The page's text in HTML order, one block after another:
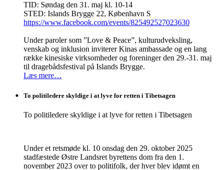
TID: Søndag den 31. maj kl. 10-14
STED: Islands Brygge 22, København S
https://www.facebook.com/events/825492527023630
Under paroler som ”Love & Peace”, kulturudveksling,
venskab og inklusion inviterer Kinas ambassade og en lang
række kinesiske virksomheder og foreninger den 29.-31. maj
til dragebådsfestival på Islands Brygge.
Læs mere…
To politiledere skyldige i at lyve for retten i Tibetsagen
To politiledere skyldige i at lyve for retten i Tibetsagen
Under et retsmøde kl. 10 onsdag den 29. oktober 2025
stadfæstede Østre Landsret byrettens dom fra den 1.
november 2023 over to politifolk, der hver blev idømt en